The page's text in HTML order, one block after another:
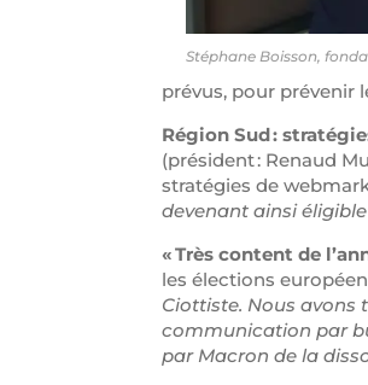
Stéphane Boisson,
prévus, pour prévenir
Région Sud :
(président : Renaud
stratégies de
devenant ainsi
« Très content de
les élections
Ciottiste. Nous avons
communication par
par Macron de la